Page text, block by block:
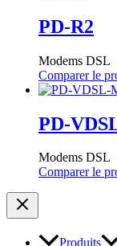
PD-R2
Modems DSL
Comparer le
PD-
Modems DSL
Comparer le
Produits